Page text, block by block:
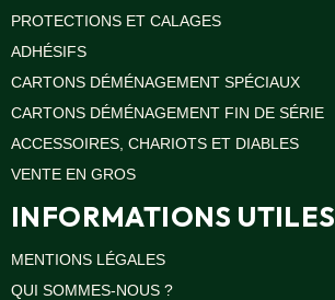
PROTECTIONS ET CALAGES
ADHÉSIFS
CARTONS DÉMÉNAGEMENT SPÉCIAUX
CARTONS DÉMÉNAGEMENT FIN DE SÉRIE
ACCESSOIRES, CHARIOTS ET DIABLES
VENTE EN GROS
INFORMATIONS UTILES
MENTIONS LÉGALES
QUI SOMMES-NOUS ?